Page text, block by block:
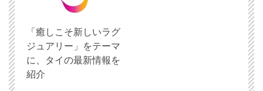
「癒しこそ新しいラグ
ジュアリー」をテーマ
に、タイの最新情報を
紹介